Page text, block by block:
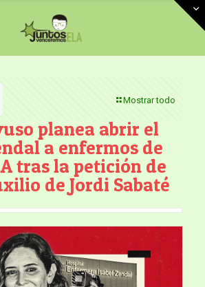
Mostrar todo
planea abrir el
a enfermos de
tras la petición de
de Jordi Sabaté